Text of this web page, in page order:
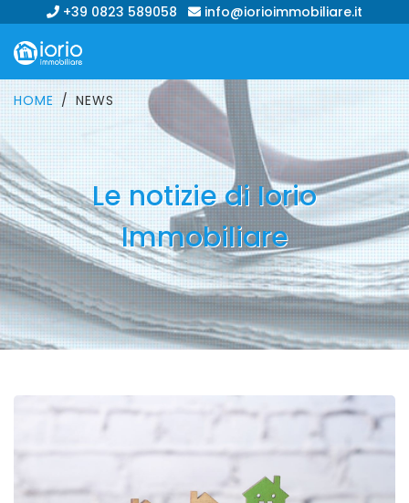
+39 0823 589058 info@iorioimmobiliare.it
HOME NEWS
Le notizie di Iorio
Immobiliare